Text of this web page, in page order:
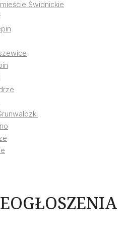
Świdnickie
OGŁOSZENIA